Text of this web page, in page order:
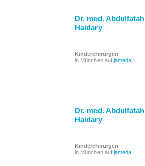
Dr. med. Abdulfatah
Haidary
Kinderchirurgen
in München auf jameda
Dr. med. Abdulfatah
Haidary
Kinderchirurgen
in München auf jameda